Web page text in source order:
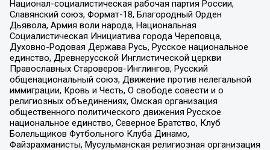
Национал-социалистическая рабочая партия России,
Славянский союз, Формат-18, Благородный Орден
Дьявола, Армия воли народа, Национальная
Социалистическая Инициатива города Череповца,
Духовно-Родовая Держава Русь, Русское национальное
единство, Древнерусской Инглистической церкви
Православных Староверов-Инглингов, Русский
общенациональный союз, Движение против нелегальной
иммиграции, Кровь и Честь, О свободе совести и о
религиозных объединениях, Омская организация
общественного политического движения Русское
национальное единство, Северное Братство, Клуб
Болельщиков Футбольного Клуба Динамо,
Файзрахманисты, Мусульманская религиозная организация